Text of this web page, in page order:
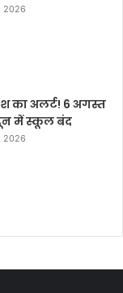
2026
का अलर्ट! 6 अगस्त
में स्कूल बंद
2026